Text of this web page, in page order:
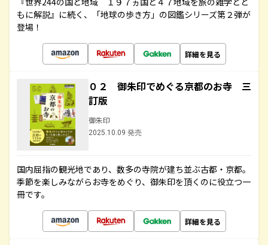
もに解説』に続く、「地球の歩き方」の図鑑シリーズ第２弾が
登場！
詳細を見る
０２ 御朱印でめぐる京都のお寺 三
訂版
御朱印
2025.10.09 発売
国内屈指の観光地であり、数多の寺院が建ち並ぶ古都・京都。
季節を楽しみながらお寺をめぐり、御朱印を頂くのに役立つ一
冊です。
詳細を見る